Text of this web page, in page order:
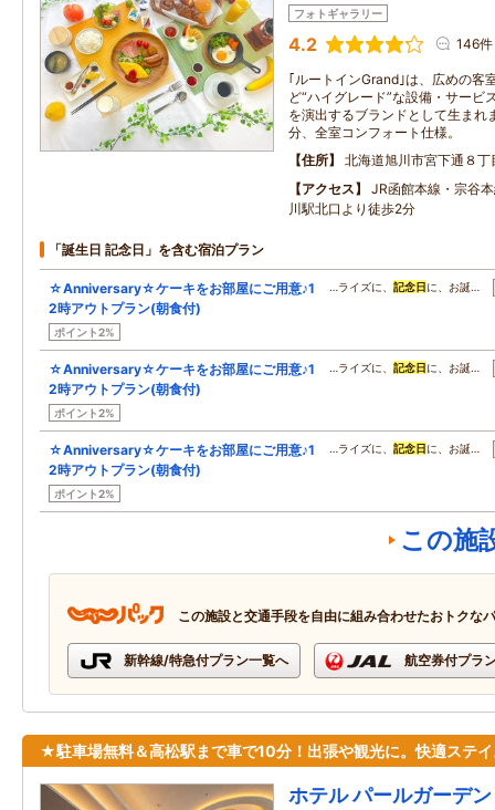
フォトギャラリー
4.2 146件
｢ルートインGrand｣は、広めの客
ど“ハイグレード”な設備・サービ
を演出するブランドとして生まれ
分、全室コンフォート仕様。
住所
北海道旭川市宮下通８
アクセス
JR函館本線・宗谷
川駅北口より徒歩2分
「誕生日 記念日」を含む宿泊プラン
☆Anniversary☆ケーキをお部屋にご用意♪1
2時アウトプラン(朝食付)
ポイント2%
…ライズに、 記念日 に、お誕…
☆Anniversary☆ケーキをお部屋にご用意♪1
2時アウトプラン(朝食付)
ポイント2%
…ライズに、 記念日 に、お誕…
☆Anniversary☆ケーキをお部屋にご用意♪1
2時アウトプラン(朝食付)
ポイント2%
…ライズに、 記念日 に、お誕…
この施
この施設と交通手段を自由に組み合わせたおトクな
新幹線/特急付プラン一覧へ 航空券付プラ
★駐車場無料＆高松駅まで車で10分！出張や観光に。快適ステ
ホテル パールガーデン